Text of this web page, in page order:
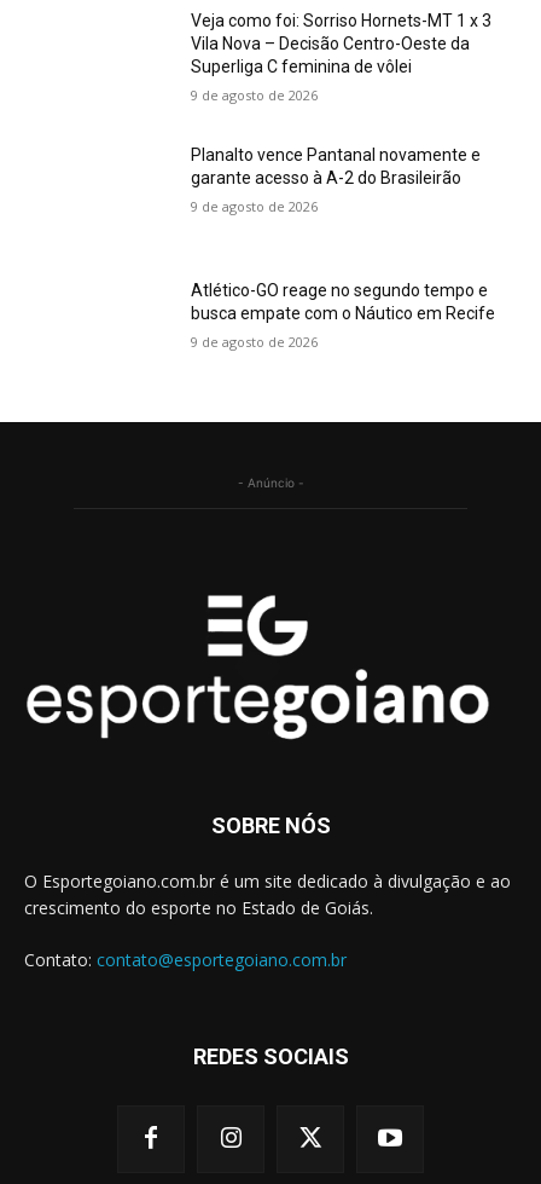
Veja como foi: Sorriso Hornets-MT 1 x 3
Vila Nova – Decisão Centro-Oeste da
Superliga C feminina de vôlei
9 de agosto de 2026
Planalto vence Pantanal novamente e
garante acesso à A-2 do Brasileirão
9 de agosto de 2026
Atlético-GO reage no segundo tempo e
busca empate com o Náutico em Recife
9 de agosto de 2026
- Anúncio -
SOBRE NÓS
O Esportegoiano.com.br é um site dedicado à divulgação e ao
crescimento do esporte no Estado de Goiás.
Contato: contato@esportegoiano.com.br
REDES SOCIAIS